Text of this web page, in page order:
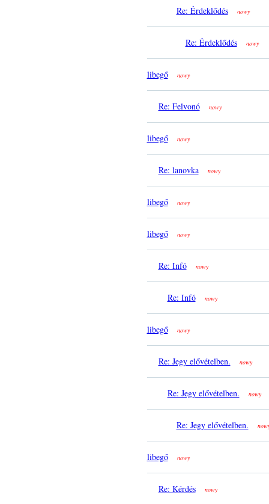
Re: Érdeklődés nowy
Re: Érdeklődés nowy
libegő nowy
Re: Felvonó nowy
libegő nowy
Re: lanovka nowy
libegő nowy
libegő nowy
Re: Infó nowy
Re: Infó nowy
libegő nowy
Re: Jegy elővételben. nowy
Re: Jegy elővételben. nowy
Re: Jegy elővételben.
libegő nowy
Re: Kérdés nowy